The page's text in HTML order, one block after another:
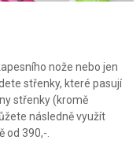
nože nebo jen
střenky, které pasují
střenky (kromě
následně využít
od 390,-.